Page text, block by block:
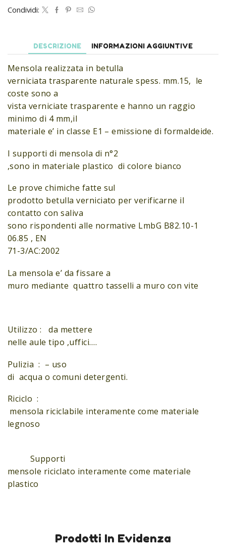
Condividi:
DESCRIZIONE INFORMAZIONI AGGIUNTIVE
Mensola realizzata in betulla
verniciata trasparente naturale spess. mm.15, le
coste sono a
vista verniciate trasparente e hanno un raggio
minimo di 4 mm,il
materiale e’ in classe E1 – emissione di formaldeide.
I supporti di mensola di n°2
,sono in materiale plastico di colore bianco
Le prove chimiche fatte sul
prodotto betulla verniciato per verificarne il
contatto con saliva
sono rispondenti alle normative LmbG B82.10-1
06.85 , EN
71-3/AC:2002
La mensola e’ da fissare a
muro mediante quattro tasselli a muro con vite
Utilizzo : da mettere
nelle aule tipo ,uffici….
Pulizia : – uso
di acqua o comuni detergenti.
Riciclo :
mensola riciclabile interamente come materiale
legnoso
Supporti
mensole riciclato interamente come materiale
plastico
Prodotti In Evidenza